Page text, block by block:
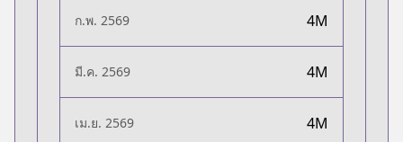
ก.พ. 2569 4M
มี.ค. 2569 4M
เม.ย. 2569 4M